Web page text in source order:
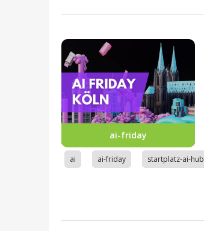
ai-friday
ai ai-friday startplatz-ai-hub